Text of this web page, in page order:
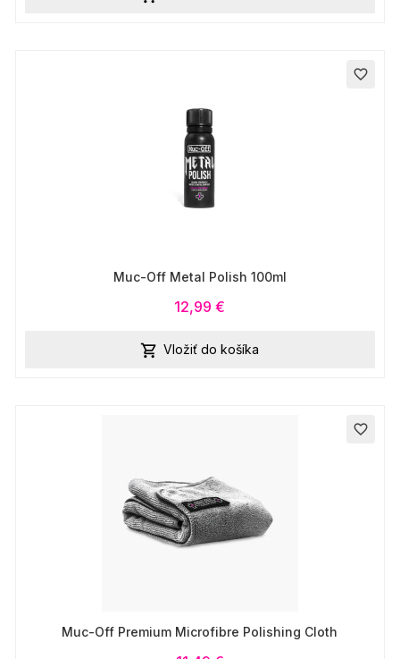
favorite_border
Muc-Off Metal Polish 100ml
12,99 €
 Vložiť do košíka
favorite_border
Muc-Off Premium Microfibre Polishing Cloth